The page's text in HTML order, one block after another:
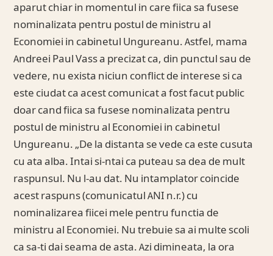
aparut chiar in momentul in care fiica sa fusese
nominalizata pentru postul de ministru al
Economiei in cabinetul Ungureanu. Astfel, mama
Andreei Paul Vass a precizat ca, din punctul sau de
vedere, nu exista niciun conflict de interese si ca
este ciudat ca acest comunicat a fost facut public
doar cand fiica sa fusese nominalizata pentru
postul de ministru al Economiei in cabinetul
Ungureanu. „De la distanta se vede ca este cusuta
cu ata alba. Intai si-ntai ca puteau sa dea de mult
raspunsul. Nu l-au dat. Nu intamplator coincide
acest raspuns (comunicatul ANI n.r.) cu
nominalizarea fiicei mele pentru functia de
ministru al Economiei. Nu trebuie sa ai multe scoli
ca sa-ti dai seama de asta. Azi dimineata, la ora